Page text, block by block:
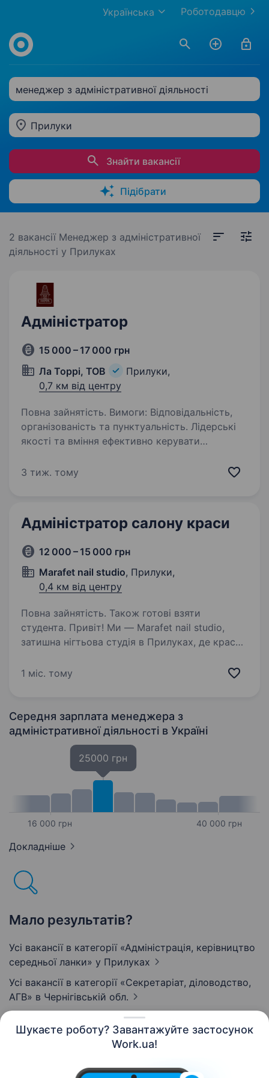
Шукаєте роботу? Завантажуйте застосунок
Work.ua!
Роботодавцю
Українська
менеджер з адміністративної діяльності
Прилуки
Знайти вакансії
Підібрати
2 вакансії Менеджер з адміністративної
діяльності у Прилуках
Адміністратор
15 000 – 17 000 грн
Ла Торрі, ТОВ
Прилуки,
0,7 км від центру
Повна зайнятість. Вимоги: Відповідальність,
організованість та пунктуальність. Лідерські
якості та вміння ефективно керувати
доброзичливість та стресостійкість. Вміння
3 тиж. тому
Адміністратор салону краси
12 000 – 15 000 грн
Marafet nail studio, Прилуки,
0,4 км від центру
Повна зайнятість. Також готові взяти
студента. Привіт! Ми — Marafet nail studio,
затишна нігтьова студія в Прилуках, де краса
пріоритет. Якщо тобі подобається працювати
1 міс. тому
Середня зарплата менеджера з
адміністративної діяльності в Україні
16 000 грн
25000 грн
40 000 грн
Докладніше
Мало результатів?
Усі вакансії в категорії «Адмiнiстрацiя, керівництво
середньої ланки» у Прилуках
Усі вакансії в категорії «Секретаріат, діловодство,
АГВ» в Чернігівській обл.